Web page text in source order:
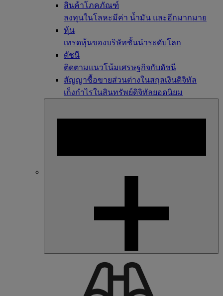
สินค้าโภคภัณฑ์
ลงทุนในโลหะมีค่า น้ำมัน และอีกมากมาย
หุ้น
เทรดหุ้นของบริษัทชั้นนำระดับโลก
ดัชนี
ติดตามแนวโน้มเศรษฐกิจกับดัชนี
สัญญาซื้อขายส่วนต่างในสกุลเงินดิจิทัล
เก็งกำไรในสินทรัพย์ดิจิทัลยอดนิยม